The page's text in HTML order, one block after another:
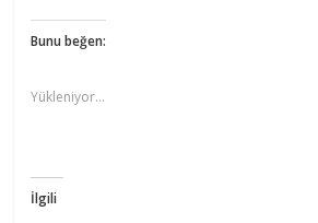
Bunu beğen:
Yükleniyor...
İlgili